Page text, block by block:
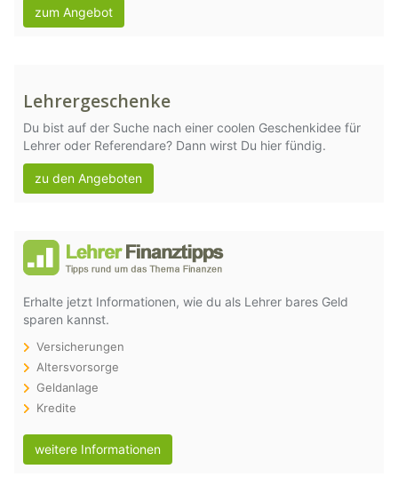
zum Angebot
Lehrergeschenke
Du bist auf der Suche nach einer coolen Geschenkidee für
Lehrer oder Referendare? Dann wirst Du hier fündig.
zu den Angeboten
Erhalte jetzt Informationen, wie du als Lehrer bares Geld
sparen kannst.
Versicherungen
Altersvorsorge
Geldanlage
Kredite
weitere Informationen